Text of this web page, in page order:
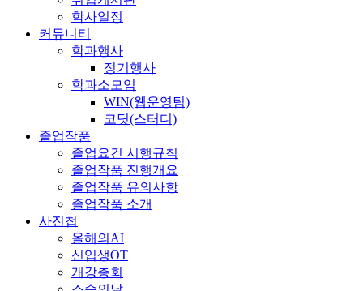
학사일정
커뮤니티
학과행사
정기행사
학과소모임
WIN(웹운영팀)
코딧(스터디)
졸업작품
졸업요건 시행규칙
졸업작품 진행개요
졸업작품 유의사항
졸업작품 소개
사진첩
올해의AI
신입생OT
개강총회